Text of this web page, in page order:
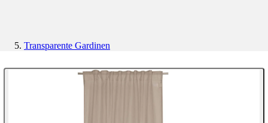
Transparente Gardinen